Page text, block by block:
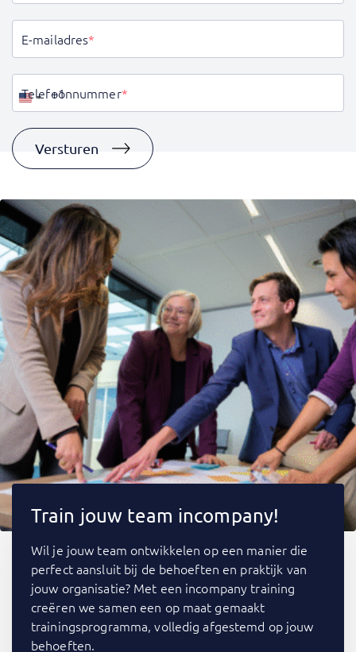
E-mailadres*
Telefoonnummer*
Verenigde
+1Versturen
Train jouw team incompany!
Wil je jouw team ontwikkelen op een manier die
perfect aansluit bij de behoeften en praktijk van
jouw organisatie? Met een incompany training
creëren we samen een op maat gemaakt
trainingsprogramma, volledig afgestemd op jouw
behoeften.